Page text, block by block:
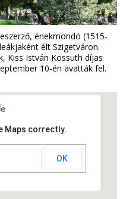
énekmondó (1515-
élt Szigetváron.
Kiss István Kossuth díjas
10-én avatták fel.
Maps correctly.
OK